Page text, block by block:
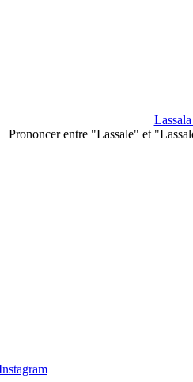
Prononcer entre "Lassale" et